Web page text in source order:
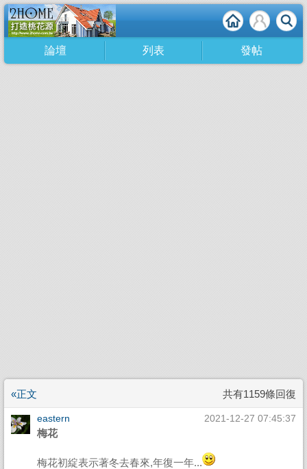
論壇 列表 發帖
«正文 共有1159條回復
eastern 2021-12-27 07:45:37
梅花
梅花初綻表示著冬去春來,年復一年...